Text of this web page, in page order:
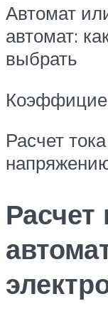
Автомат
автомат:
выбрать
Расчет
Расчет